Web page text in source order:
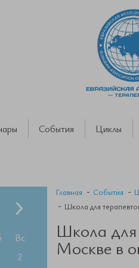
События Циклы
Вс
2
Главная События
Школа для
Школа для
Москве в